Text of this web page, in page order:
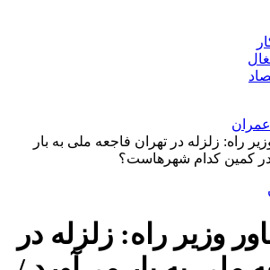
راه: زلزله در تهران فاجعه‌ ملی به بار
کمین کدام شهرهاست؟
وزیر راه: زلزله در